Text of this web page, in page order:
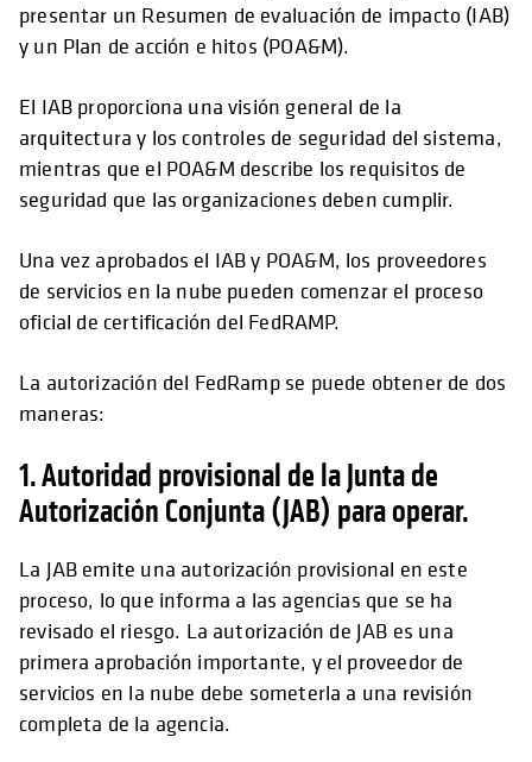
presentar un Resumen de evaluación de impacto (IAB)
y un Plan de acción e hitos (POA&M).
El IAB proporciona una visión general de la
arquitectura y los controles de seguridad del sistema,
mientras que el POA&M describe los requisitos de
seguridad que las organizaciones deben cumplir.
Una vez aprobados el IAB y POA&M, los proveedores
de servicios en la nube pueden comenzar el proceso
oficial de certificación del FedRAMP.
La autorización del FedRamp se puede obtener de dos
maneras:
1. Autoridad provisional de la Junta de
Autorización Conjunta (JAB) para operar.
La JAB emite una autorización provisional en este
proceso, lo que informa a las agencias que se ha
revisado el riesgo. La autorización de JAB es una
primera aprobación importante, y el proveedor de
servicios en la nube debe someterla a una revisión
completa de la agencia.